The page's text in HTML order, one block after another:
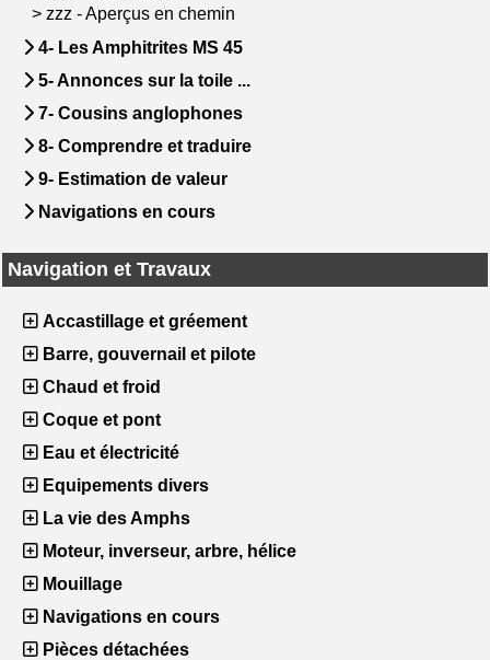
> zzz - Aperçus en chemin
4- Les Amphitrites MS 45
5- Annonces sur la toile ...
7- Cousins anglophones
8- Comprendre et traduire
9- Estimation de valeur
Navigations en cours
Navigation et Travaux
Accastillage et gréement
Barre, gouvernail et pilote
Chaud et froid
Coque et pont
Eau et électricité
Equipements divers
La vie des Amphs
Moteur, inverseur, arbre, hélice
Mouillage
Navigations en cours
Pièces détachées